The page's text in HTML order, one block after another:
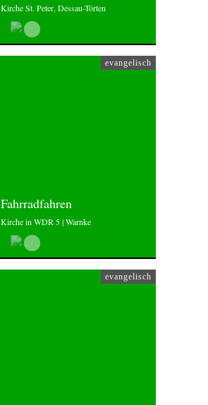
Kirche St. Peter, Dessau-Törten
evangelisch
Fahrradfahren
Kirche in WDR 5 | Warnke
evangelisch